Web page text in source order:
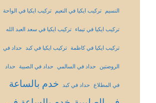
النسيم تركيب ايكيا في النعيم تركيب ايكيا في الواحة
تركيب ايكيا في تيماء تركيب ايكيا في سعد العبد الله
تركيب ايكيا في كاظمة تركيب ايكيا في كبد حداد في
الروضتين حداد في السالمي حداد في الصبية حداد
في المطلاع حداد في كبد
خدم بالساعة